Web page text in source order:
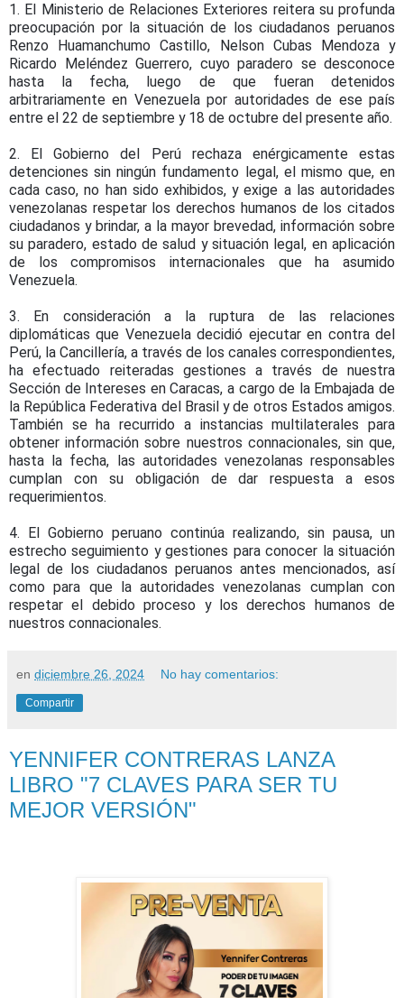
1. El Ministerio de Relaciones Exteriores reitera su profunda
preocupación por la situación de los ciudadanos peruanos
Renzo Huamanchumo Castillo, Nelson Cubas Mendoza y
Ricardo Meléndez Guerrero, cuyo paradero se desconoce
hasta la fecha, luego de que fueran detenidos
arbitrariamente en Venezuela por autoridades de ese país
entre el 22 de septiembre y 18 de octubre del presente año.
2. El Gobierno del Perú rechaza enérgicamente estas
detenciones sin ningún fundamento legal, el mismo que, en
cada caso, no han sido exhibidos, y exige a las autoridades
venezolanas respetar los derechos humanos de los citados
ciudadanos y brindar, a la mayor brevedad, información sobre
su paradero, estado de salud y situación legal, en aplicación
de los compromisos internacionales que ha asumido
Venezuela.
3. En consideración a la ruptura de las relaciones
diplomáticas que Venezuela decidió ejecutar en contra del
Perú, la Cancillería, a través de los canales correspondientes,
ha efectuado reiteradas gestiones a través de nuestra
Sección de Intereses en Caracas, a cargo de la Embajada de
la República Federativa del Brasil y de otros Estados amigos.
También se ha recurrido a instancias multilaterales para
obtener información sobre nuestros connacionales, sin que,
hasta la fecha, las autoridades venezolanas responsables
cumplan con su obligación de dar respuesta a esos
requerimientos.
4. El Gobierno peruano continúa realizando, sin pausa, un
estrecho seguimiento y gestiones para conocer la situación
legal de los ciudadanos peruanos antes mencionados, así
como para que la autoridades venezolanas cumplan con
respetar el debido proceso y los derechos humanos de
nuestros connacionales.
en diciembre 26, 2024 No hay comentarios:
Compartir
YENNIFER CONTRERAS LANZA
LIBRO "7 CLAVES PARA SER TU
MEJOR VERSIÓN"